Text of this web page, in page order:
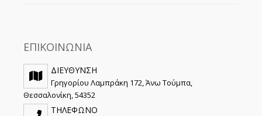
ΕΠΙΚΟΙΝΩΝΙΑ
ΔΙΕΥΘΥΝΣΗ
Γρηγορίου Λαμπράκη 172, Άνω Τούμπα,
Θεσσαλονίκη, 54352
ΤΗΛΕΦΩΝΟ